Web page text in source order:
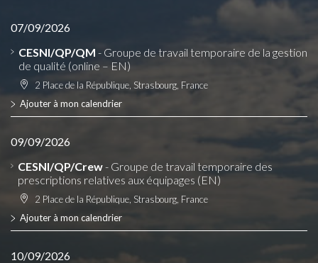
07/09/2026
CESNI/QP/QM - Groupe de travail temporaire de la gestion
de qualité (online – EN)
2 Place de la République, Strasbourg, France
Ajouter à mon calendrier
09/09/2026
CESNI/QP/Crew- Groupe de travail temporaire des
prescriptions relatives aux équipages (EN)
2 Place de la République, Strasbourg, France
Ajouter à mon calendrier
10/09/2026